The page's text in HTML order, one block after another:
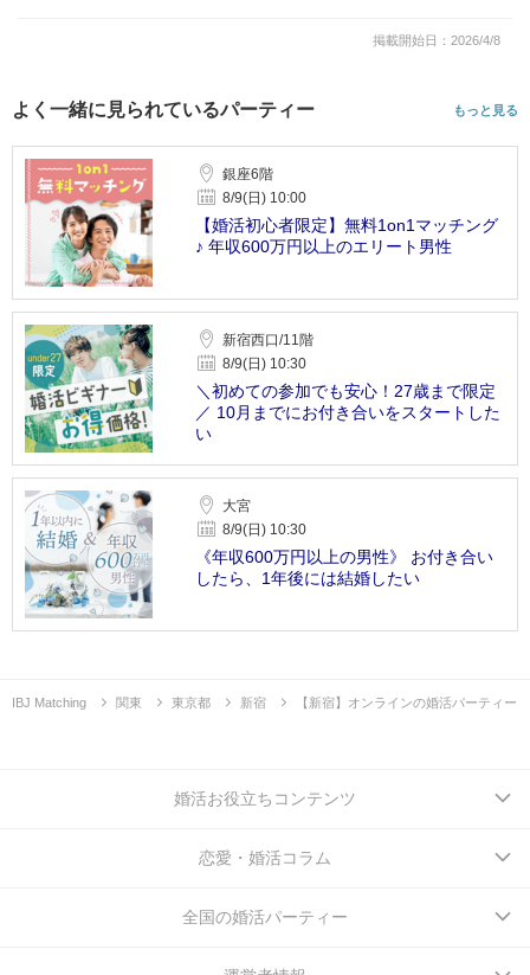
掲載開始日：2026/4/8
よく一緒に見られているパーティー もっと見る
銀座6階
8/9(日) 10:00
【婚活初心者限定】無料1on1マッチング
♪ 年収600万円以上のエリート男性
新宿西口/11階
8/9(日) 10:30
＼初めての参加でも安心！27歳まで限定
／ 10月までにお付き合いをスタートした
い
大宮
8/9(日) 10:30
《年収600万円以上の男性》 お付き合い
したら、1年後には結婚したい
IBJ Matching 関東 東京都 新宿 【新宿】オンラインの婚活パーティー
婚活お役立ちコンテンツ
恋愛・婚活コラム
全国の婚活パーティー